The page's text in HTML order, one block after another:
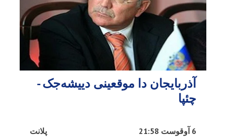
آذربایجان دا موقعینی دییشه‌جک -
چئپا
پلانت 6 آوقوست 21:58